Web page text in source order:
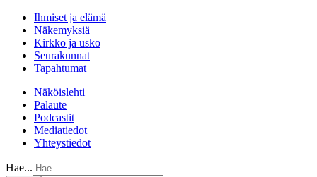
Ihmiset ja elämä
Näkemyksiä
Kirkko ja usko
Seurakunnat
Tapahtumat
Näköislehti
Palaute
Podcastit
Mediatiedot
Yhteystiedot
Hae...